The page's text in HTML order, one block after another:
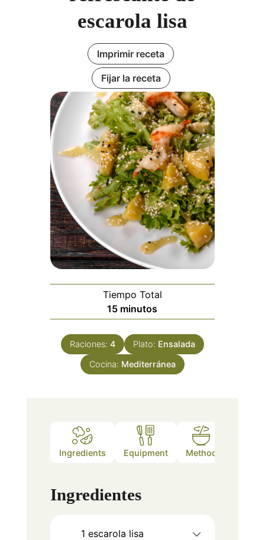
escarola lisa
Imprimir receta
Fijar la receta
Tiempo Total
15minutos
minutos
Raciones: 4 Plato: Ensalada
Cocina: Mediterránea
Ingredients Equipment Method
Ingredientes
1 escarola lisa